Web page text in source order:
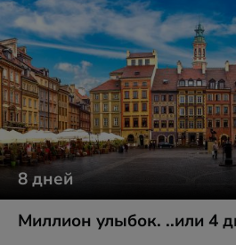
8дней
Миллион улыбок. ..или 4